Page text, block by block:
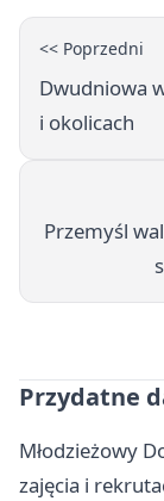
<< Poprzedni
Dwudniowa
i okolicach
Przemyśl
Przydatne
Młodzieżowy
zajęcia i